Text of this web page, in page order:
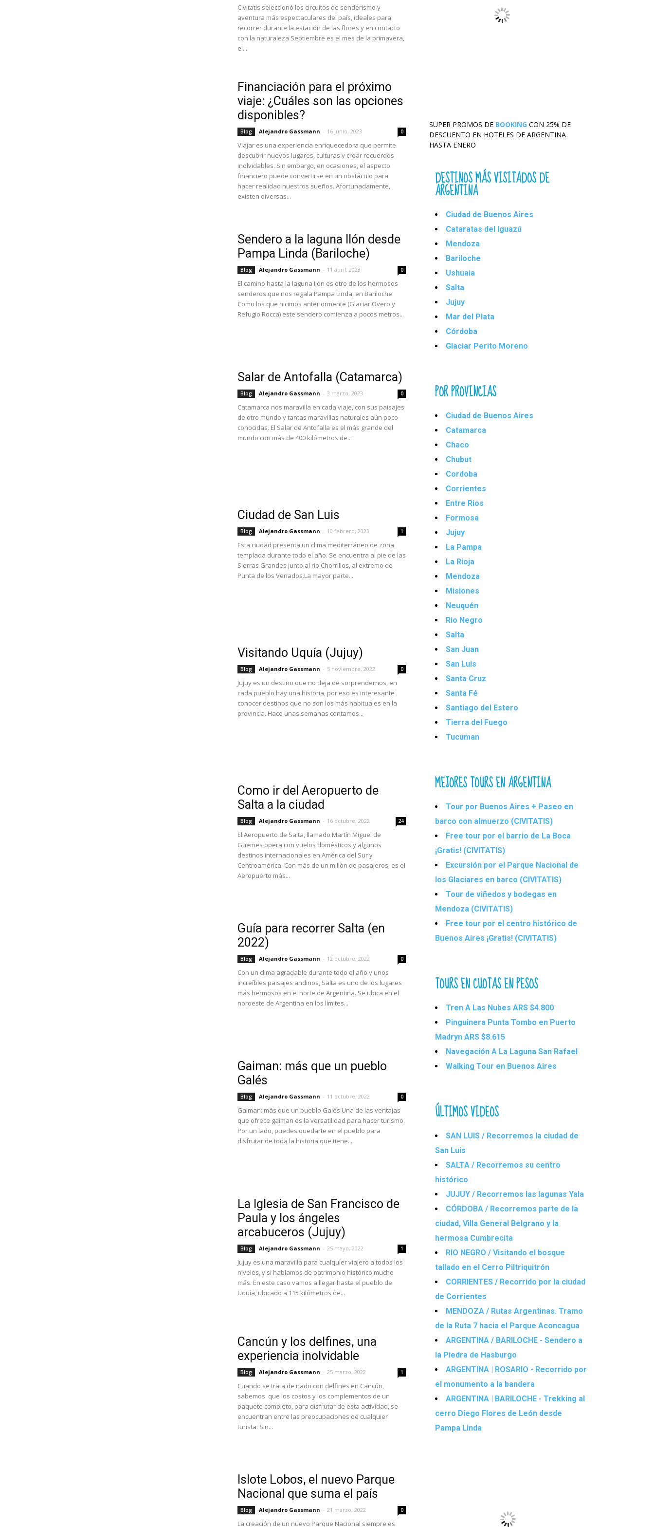
Civitatis seleccionó los circuitos de senderismo y
aventura más espectaculares del país, ideales para
recorrer durante la estación de las flores y en contacto
con la naturaleza Septiembre es el mes de la primavera,
el...
Financiación para el próximo
viaje: ¿Cuáles son las opciones
disponibles?
Blog Alejandro Gassmann - 16 junio, 2023 0
Viajar es una experiencia enriquecedora que permite
descubrir nuevos lugares, culturas y crear recuerdos
inolvidables. Sin embargo, en ocasiones, el aspecto
financiero puede convertirse en un obstáculo para
hacer realidad nuestros sueños. Afortunadamente,
existen diversas...
Sendero a la laguna Ilón desde
Pampa Linda (Bariloche)
Blog Alejandro Gassmann - 11 abril, 2023 0
El camino hasta la laguna Ilón es otro de los hermosos
senderos que nos regala Pampa Linda, en Bariloche.
Como los que hicimos anteriormente (Glaciar Overo y
Refugio Rocca) este sendero comienza a pocos metros...
Salar de Antofalla (Catamarca)
Blog Alejandro Gassmann - 3 marzo, 2023 0
Catamarca nos maravilla en cada viaje, con sus paisajes
de otro mundo y tantas maravillas naturales aún poco
conocidas. El Salar de Antofalla es el más grande del
mundo con más de 400 kilómetros de...
Ciudad de San Luis
Blog Alejandro Gassmann - 10 febrero, 2023 1
Esta ciudad presenta un clima mediterráneo de zona
templada durante todo el año. Se encuentra al pie de las
Sierras Grandes junto al río Chorrillos, al extremo de
Punta de los Venados.La mayor parte...
Visitando Uquía (Jujuy)
Blog Alejandro Gassmann - 5 noviembre, 2022 0
Jujuy es un destino que no deja de sorprendernos, en
cada pueblo hay una historia, por eso es interesante
conocer destinos que no son los más habituales en la
provincia. Hace unas semanas contamos...
Como ir del Aeropuerto de
Salta a la ciudad
Blog Alejandro Gassmann - 16 octubre, 2022 24
El Aeropuerto de Salta, llamado Martín Miguel de
Güemes opera con vuelos domésticos y algunos
destinos internacionales en América del Sur y
Centroamérica. Con más de un millón de pasajeros, es el
Aeropuerto más...
Guía para recorrer Salta (en
2022)
Blog Alejandro Gassmann - 12 octubre, 2022 0
Con un clima agradable durante todo el año y unos
increíbles paisajes andinos, Salta es uno de los lugares
más hermosos en el norte de Argentina. Se ubica en el
noroeste de Argentina en los límites...
Gaiman: más que un pueblo
Galés
Blog Alejandro Gassmann - 11 octubre, 2022 0
Gaiman: más que un pueblo Galés Una de las ventajas
que ofrece gaiman es la versatilidad para hacer turismo.
Por un lado, puedes quedarte en el pueblo para
disfrutar de toda la historia que tiene...
La Iglesia de San Francisco de
Paula y los ángeles
arcabuceros (Jujuy)
Blog Alejandro Gassmann - 25 mayo, 2022 1
Jujuy es una maravilla para cualquier viajero a todos los
niveles, y si hablamos de patrimonio histórico mucho
más. En este caso vamos a llegar hasta el pueblo de
Uquía, ubicado a 115 kilómetros de...
Cancún y los delfines, una
experiencia inolvidable
Blog Alejandro Gassmann - 25 marzo, 2022 1
Cuando se trata de nado con delfines en Cancún,
sabemos que los costos y los complementos de un
paquete completo, para disfrutar de esta actividad, se
encuentran entre las preocupaciones de cualquier
turista. Sin...
Islote Lobos, el nuevo Parque
Nacional que suma el país
Blog Alejandro Gassmann - 21 marzo, 2022 0
La creación de un nuevo Parque Nacional siempre es
SUPER PROMOS DE BOOKING CON 25% DE
DESCUENTO EN HOTELES DE ARGENTINA
HASTA ENERO
DESTINOS MÁS VISITADOS DE
ARGENTINA
Ciudad de Buenos Aires
Cataratas del Iguazú
Mendoza
Bariloche
Ushuaia
Salta
Jujuy
Mar del Plata
Córdoba
Glaciar Perito Moreno
POR PROVINCIAS
Ciudad de Buenos Aires
Catamarca
Chaco
Chubut
Cordoba
Corrientes
Entre Rios
Formosa
Jujuy
La Pampa
La Rioja
Mendoza
Misiones
Neuquén
Rio Negro
Salta
San Juan
San Luis
Santa Cruz
Santa Fé
Santiago del Estero
Tierra del Fuego
Tucuman
MEJORES TOURS EN ARGENTINA
Tour por Buenos Aires + Paseo en
barco con almuerzo (CIVITATIS)
Free tour por el barrio de La Boca
¡Gratis! (CIVITATIS)
Excursión por el Parque Nacional de
los Glaciares en barco (CIVITATIS)
Tour de viñedos y bodegas en
Mendoza (CIVITATIS)
Free tour por el centro histórico de
Buenos Aires ¡Gratis! (CIVITATIS)
TOURS EN CUOTAS EN PESOS
Tren A Las Nubes ARS $4.800
Pinguinera Punta Tombo en Puerto
Madryn ARS $8.615
Navegación A La Laguna San Rafael
Walking Tour en Buenos Aires
ÚLTIMOS VIDEOS
SAN LUIS / Recorremos la ciudad de
San Luis
SALTA / Recorremos su centro
histórico
JUJUY / Recorremos las lagunas Yala
CÓRDOBA / Recorremos parte de la
ciudad, Villa General Belgrano y la
hermosa Cumbrecita
RIO NEGRO / Visitando el bosque
tallado en el Cerro Piltriquitrón
CORRIENTES / Recorrido por la ciudad
de Corrientes
MENDOZA / Rutas Argentinas. Tramo
de la Ruta 7 hacia el Parque Aconcagua
ARGENTINA / BARILOCHE - Sendero a
la Piedra de Hasburgo
ARGENTINA | ROSARIO - Recorrido por
el monumento a la bandera
ARGENTINA | BARILOCHE - Trekking al
cerro Diego Flores de León desde
Pampa Linda